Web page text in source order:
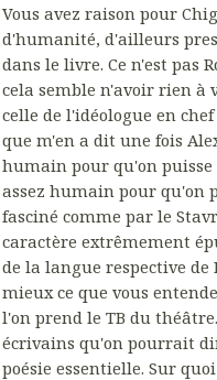
Vous avez raison pour
d'humanité, d'ailleurs
dans le livre. Ce n'est pas
cela semble n'avoir rien à
celle de l'idéologue en
que m'en a dit une fois
humain pour qu'on puisse
assez humain pour qu'on
fasciné comme par le
caractère extrêmement
de la langue respective de
mieux ce que vous
l'on prend le TB du
écrivains qu'on pourrait
poésie essentielle. Sur